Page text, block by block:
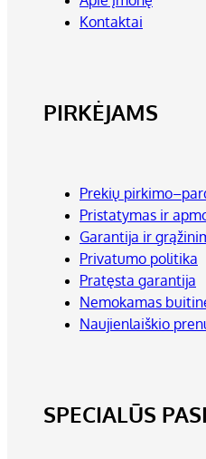
Kontaktai
PIRKĖJAMS
Prekių
Pristatymas ir
Garantija ir
Privatumo politika
Pratęsta garantija
Nemokamas
Naujienlaiškio
SPECIALŪS